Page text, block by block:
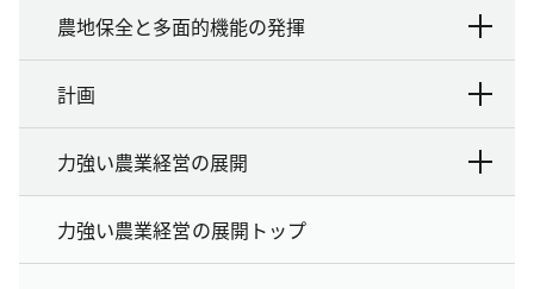
農地保全と多面的機能の発揮
計画
力強い農業経営の展開
力強い農業経営の展開トップ